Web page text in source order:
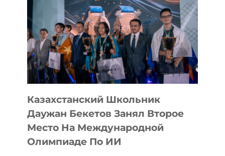
ИСТОРИИ
ЗАВОЕВАЛА
МЕДАЛЬ
НА
МЕЖДУНАРОДНОЙ
ОЛИМПИАДЕ
ПО
ИИ
Казахстанский Школьник
Даужан Бекетов Занял Второе
Место На Международной
Олимпиаде По ИИ